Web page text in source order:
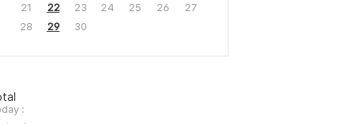
21
22 23 24 25 26
27
28
29 30
: